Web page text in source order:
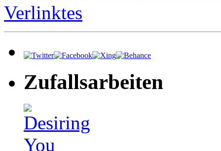
Verlinktes
Zufallsarbeiten